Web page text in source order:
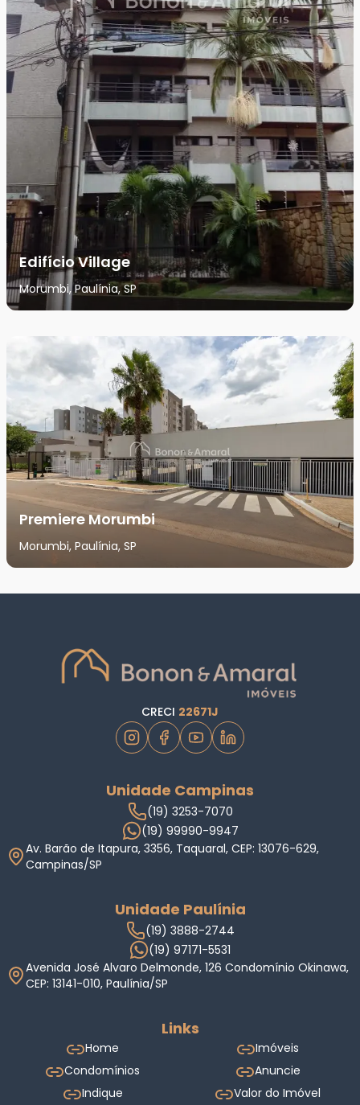
Edifício Village
Morumbi, Paulínia, SP
Premiere Morumbi
Morumbi, Paulínia, SP
CRECI 22671J
Unidade Campinas
(19) 3253-7070
(19) 99990-9947
Av. Barão de Itapura, 3356, Taquaral, CEP: 13076-629,
Campinas/SP
Unidade Paulínia
(19) 3888-2744
(19) 97171-5531
Avenida José Alvaro Delmonde, 126 Condomínio Okinawa,
CEP: 13141-010, Paulínia/SP
Links
Home
Imóveis
Condomínios
Anuncie
Indique
Valor do Imóvel